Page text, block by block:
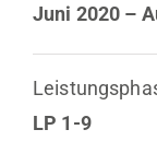
Juni 2020 –
LP 1-9